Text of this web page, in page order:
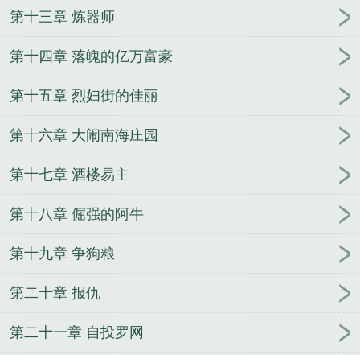
第十三章 炼器师
第十四章 落魄的亿万富豪
第十五章 烈妇街的佳丽
第十六章 大闹南海庄园
第十七章 酒楼易主
第十八章 倔强的阿牛
第十九章 争狗粮
第二十章 报仇
第二十一章 自投罗网